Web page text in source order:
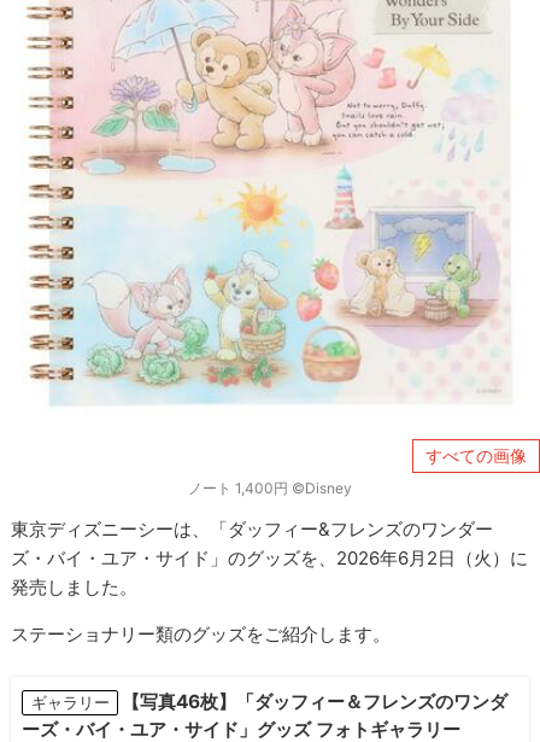
すべての画像
ノート 1,400円 ©Disney
東京ディズニーシーは、「ダッフィー&フレンズのワンダー
ズ・バイ・ユア・サイド」のグッズを、2026年6月2日（火）に
発売しました。
ステーショナリー類のグッズをご紹介します。
ギャラリー
【写真46枚】「ダッフィー＆フレンズのワンダ
ーズ・バイ・ユア・サイド」グッズ フォトギャラリー